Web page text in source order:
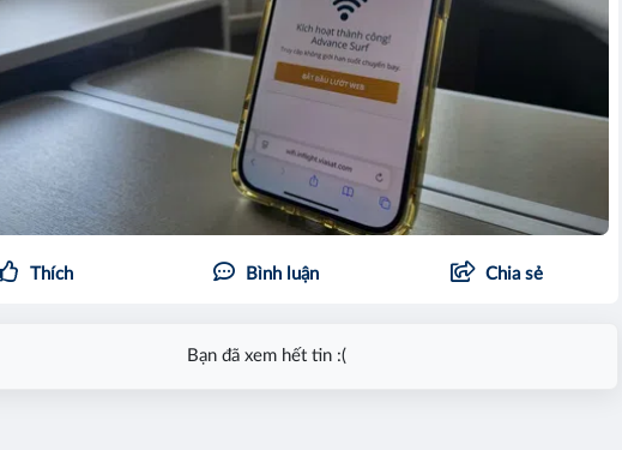
Thích Bình luận Chia sẻ
Bạn đã xem hết tin :(